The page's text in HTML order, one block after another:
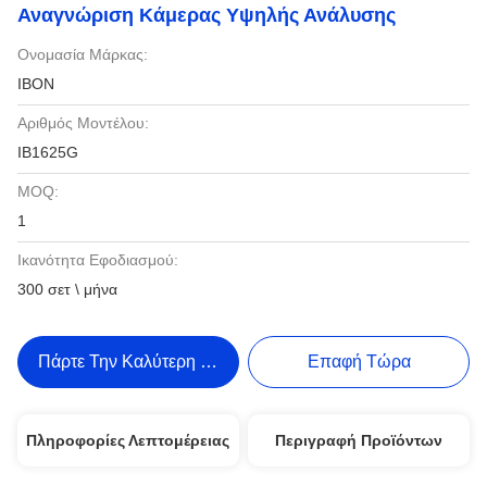
Αναγνώριση Κάμερας Υψηλής Ανάλυσης
Ονομασία Μάρκας:
IBON
Αριθμός Μοντέλου:
IB1625G
MOQ:
1
Ικανότητα Εφοδιασμού:
300 σετ \ μήνα
Πάρτε Την Καλύτερη Τιμή Επαφή Τώρα
Πληροφορίες Λεπτομέρειας Περιγραφή Προϊόντων